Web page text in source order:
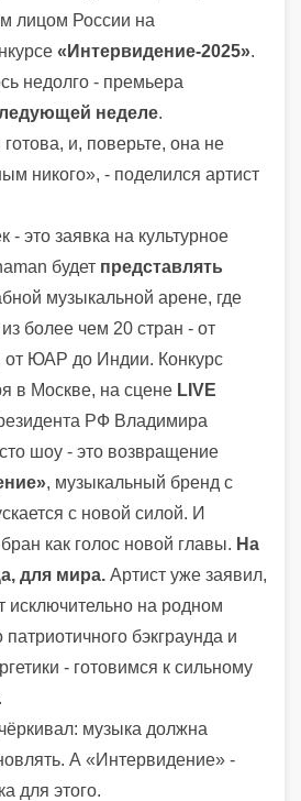
лицом России на
«Интервидение-2025».
недолго - премьера
неделе.
и, поверьте, она не
никого», - поделился артист
- это заявка на культурное
будет представлять
музыкальной арене, где
более чем 20 стран - от
от ЮАР до Индии. Конкурс
в Москве, на сцене LIVE
РФ Владимира
шоу - это возвращение
, музыкальный бренд с
с новой силой. И
как голос новой главы. На
для мира. Артист уже заявил,
исключительно на родном
бэкграунда и
- готовимся к сильному
музыка должна
А «Интервидение» -
для этого.